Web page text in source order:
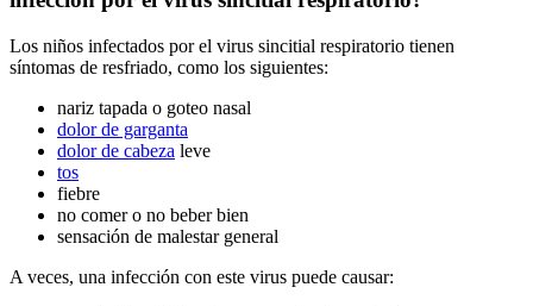
Los niños infectados por el virus sincitial respiratorio tienen
síntomas de resfriado, como los siguientes:
nariz tapada o goteo nasal
dolor de garganta
dolor de cabeza leve
tos
fiebre
no comer o no beber bien
sensación de malestar general
A veces, una infección con este virus puede causar: